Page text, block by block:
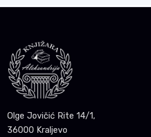
Olge Jovičić Rite 14/1,
36000 Kraljevo